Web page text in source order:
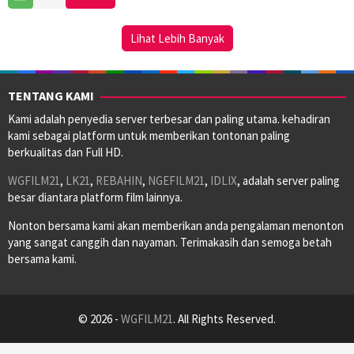
Feb
Herzog
Lihat Lebih Banyak
TENTANG KAMI
Kami adalah penyedia server terbesar dan paling utama. kehadiran
kami sebagai platform untuk memberikan tontonan paling
berkualitas dan Full HD.
WGFILM21, LK21, REBAHIN, NGEFILM21, IDLIX, adalah server paling
besar diantara platform film lainnya.
Nonton bersama kami akan memberikan anda pengalaman menonton
yang sangat canggih dan nayaman. Terimakasih dan semoga betah
bersama kami.
© 2026 - WGFILM21. All Rights Reserved.